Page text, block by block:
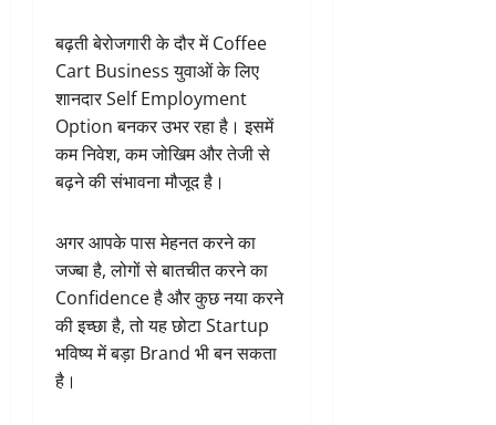
बढ़ती बेरोजगारी के दौर में Coffee
Cart Business युवाओं के लिए
शानदार Self Employment
Option बनकर उभर रहा है। इसमें
कम निवेश, कम जोखिम और तेजी से
बढ़ने की संभावना मौजूद है।
अगर आपके पास मेहनत करने का
जज्बा है, लोगों से बातचीत करने का
Confidence है और कुछ नया करने
की इच्छा है, तो यह छोटा Startup
भविष्य में बड़ा Brand भी बन सकता
है।